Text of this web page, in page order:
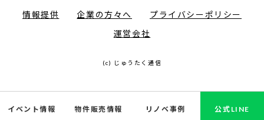
情報提供 企業の方々へ
プライバシーポリシー
運営会社
(c) じゅうたく通信
イベント情報 物件販売情報 リノベ事例 公式LINE